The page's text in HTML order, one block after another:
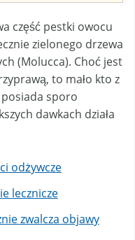
część pestki owocu
zielonego drzewa
(Molucca). Choć jest
to mało kto z
posiada sporo
dawkach działa
odżywcze
lecznicze
zwalcza objawy